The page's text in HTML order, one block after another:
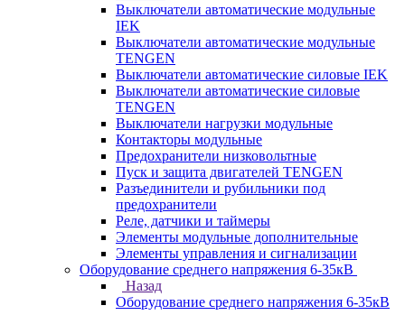
Выключатели автоматические модульные
IEK
Выключатели автоматические модульные
TENGEN
Выключатели автоматические силовые IEK
Выключатели автоматические силовые
TENGEN
Выключатели нагрузки модульные
Контакторы модульные
Предохранители низковольтные
Пуск и защита двигателей TENGEN
Разъединители и рубильники под
предохранители
Реле, датчики и таймеры
Элементы модульные дополнительные
Элементы управления и сигнализации
Оборудование среднего напряжения 6-35кВ
Назад
Оборудование среднего напряжения 6-35кВ